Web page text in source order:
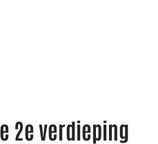
2e verdieping